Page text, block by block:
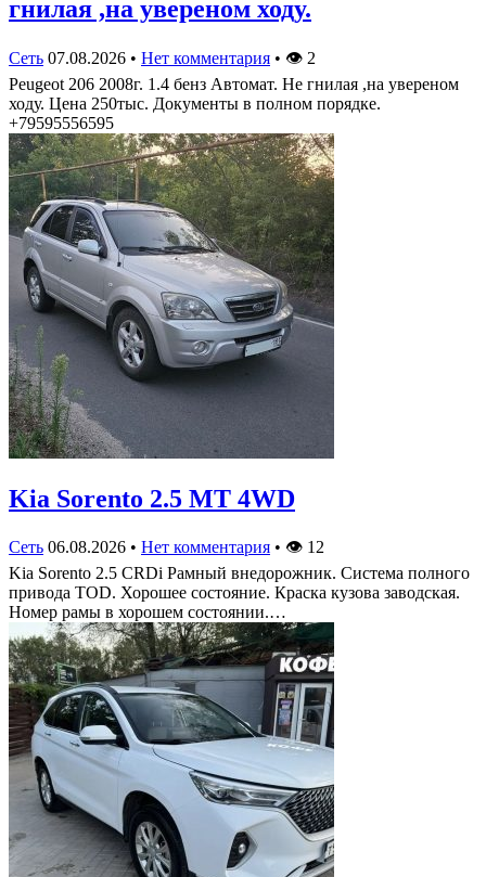
гнилая ,на увереном ходу.
Сеть 07.08.2026 • Нет комментария • 👁 2
Peugeot 206 2008г. 1.4 бенз Автомат. Не гнилая ,на увереном
ходу. Цена 250тыс. Документы в полном порядке.
+79595556595
Kia Sorento 2.5 MT 4WD
Сеть 06.08.2026 • Нет комментария • 👁 12
Kia Sorento 2.5 CRDi Рамный внедорожник. Система полного
привода TOD. Хорошее состояние. Краска кузова заводская.
Номер рамы в хорошем состоянии.…